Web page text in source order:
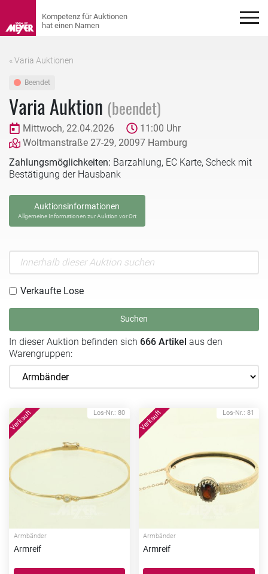
« Varia Auktionen
Beendet
Varia Auktion (beendet)
Mittwoch, 22.04.2026
11:00 Uhr
Woltmanstraße 27-29, 20097 Hamburg
Zahlungsmöglichkeiten: Barzahlung, EC Karte, Scheck mit
Bestätigung der Hausbank
Auktionsinformationen
Allgemeine Informationen zur Auktion vor Ort
Verkaufte Lose
Suchen
In dieser Auktion befinden sich 666 Artikel aus den
Warengruppen:
Los-Nr.: 80
Armbänder
Armreif
Los-Nr.: 81
Armbänder
Armreif